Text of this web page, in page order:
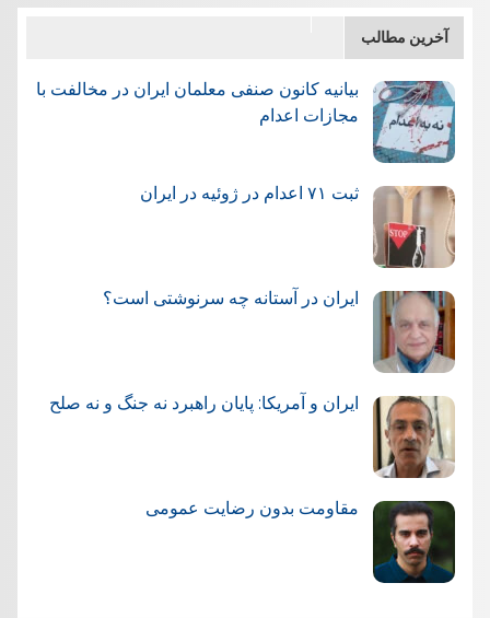
آخرین مطالب
بیانیه کانون صنفی معلمان ایران در مخالفت با
مجازات اعدام
ثبت ۷۱ اعدام در ژوئيه در ایران
ایران در آستانه چه سرنوشتی است؟
ایران و آمریکا: پایان راهبرد نه جنگ و نه صلح
مقاومت بدون رضایت عمومی